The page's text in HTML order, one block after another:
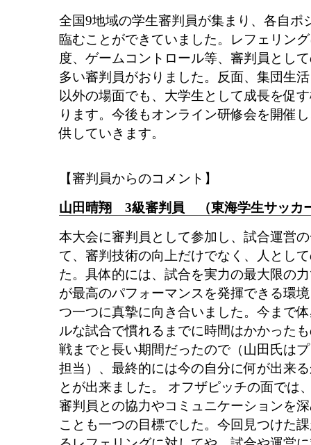
全国9地域の学生審判員が集まり、各自ポ
臨むことができていました。レフェリン
度、ゲームコントロール等、審判員とし
多い審判員がおりました。反面、集団生
以外の場面でも、大学生として成長を促
ります。今後もオンライン研修会を開催
供していきます。
【審判員からのコメント】
山田晴翔 3級審判員 （東海学生サッカ
本大会に審判員として参加し、試合運営
て、審判技術の向上だけでなく、人とし
た。具体的には、試合を実力の最大限の
が最高のパフォーマンスを発揮できる環
つ一つに真摯に向き合いました。今まで
ルな試合で慣れるまでに時間はかかった
戦までと長い期間だったので（山田氏は
担当）、最終的には今の自分に何が出来
とが出来ました。 オフザピッチの面では
審判員との協力やコミュニケーションを
ことも一つの目標でした。今回見つけた